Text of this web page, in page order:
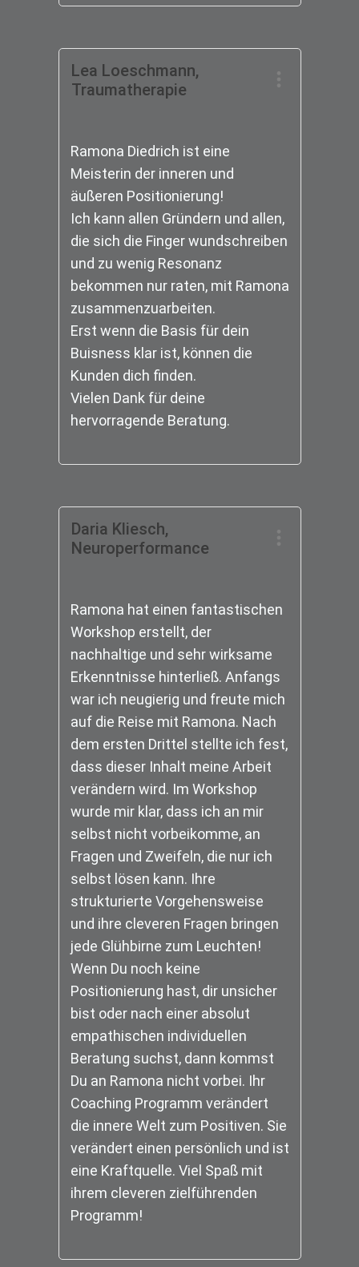
Lea Loeschmann,
Traumatherapie
Ramona Diedrich ist eine
Meisterin der inneren und
äußeren Positionierung!
Ich kann allen Gründern und allen,
die sich die Finger wundschreiben
und zu wenig Resonanz
bekommen nur raten, mit Ramona
zusammenzuarbeiten.
Erst wenn die Basis für dein
Buisness klar ist, können die
Kunden dich finden.
Vielen Dank für deine
hervorragende Beratung.
Daria Kliesch,
Neuroperformance
Ramona hat einen fantastischen
Workshop erstellt, der
nachhaltige und sehr wirksame
Erkenntnisse hinterließ. Anfangs
war ich neugierig und freute mich
auf die Reise mit Ramona. Nach
dem ersten Drittel stellte ich fest,
dass dieser Inhalt meine Arbeit
verändern wird. Im Workshop
wurde mir klar, dass ich an mir
selbst nicht vorbeikomme, an
Fragen und Zweifeln, die nur ich
selbst lösen kann. Ihre
strukturierte Vorgehensweise
und ihre cleveren Fragen bringen
jede Glühbirne zum Leuchten!
Wenn Du noch keine
Positionierung hast, dir unsicher
bist oder nach einer absolut
empathischen individuellen
Beratung suchst, dann kommst
Du an Ramona nicht vorbei. Ihr
Coaching Programm verändert
die innere Welt zum Positiven. Sie
verändert einen persönlich und ist
eine Kraftquelle. Viel Spaß mit
ihrem cleveren zielführenden
Programm!